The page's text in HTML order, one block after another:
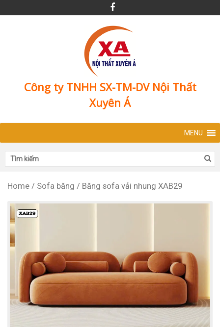
Công ty TNHH SX-TM-DV Nội Thất
Xuyên Á
MENU
Home / Sofa băng / Băng sofa vải nhung XAB29